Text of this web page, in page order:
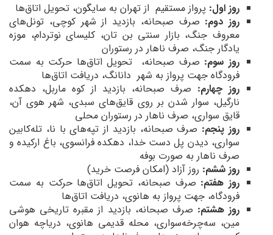
روز اول: پرواز مستقیم از تهران به سایگون، تحویل اتاق‌ها
روز دوم: صرف صبحانه، بازدید از شهر کوچی، تونل‌های
معروف جنگ، بازار سنتی بن تان، کلیسای نوتردام، موزه
یادگار جنگ، صرف ناهار در رستوران
روز سوم: صرف صبحانه، تحویل اتاق‌ها حرکت به سمت
فرودگاه جهت پرواز به شهر دانانگ، دریافت اتاق‌ها
روز چهارم: صرف صبحانه، بازدید از کوه ماربل، دهکده
نارگیل، سوار شدن بر روی قایق‌های سبدی، شهر هوی آن،
قایق سواری، صرف ناهار در رستوران محلی
روز پنجم: صرف صبحانه، بازدید از تپه‌های با نا، تله‌کابین
سواری، دیدن پل دست خدا، دهکده فرانسوی، باغ ارکیده و
صرف ناهار به صورت بوفه
روز ششم: روز آزاد (امکان فرصت خرید)
روز هفتم: صرف صبحانه، تحویل اتاق‌ها حرکت به سمت
فرودگاه، جهت پرواز به هانوی، دریافت اتاق‌ها
روز هشتم: صرف صبحانه، بازدید از مقبره تاریخی هوشی
مین، سه‌چرخه‌سواری، محله قدیمی هانوی، دریاچه هوان